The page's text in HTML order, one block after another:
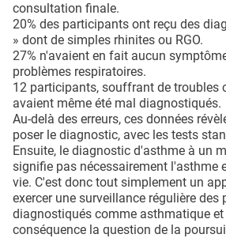
consultation finale.
20% des participants ont reçu des
» dont de simples rhinites ou RGO.
27% n'avaient en fait aucun
problèmes respiratoires.
12 participants, souffrant de troubles
avaient même été mal diagnostiqués.
Au-delà des erreurs, ces données
poser le diagnostic, avec les tests
Ensuite, le diagnostic d'asthme à un
signifie pas nécessairement l'asthme
vie. C'est donc tout simplement un
exercer une surveillance régulière des
diagnostiqués comme asthmatique et
conséquence la question de la